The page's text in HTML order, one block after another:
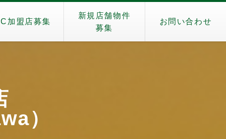
加盟店募集
新規店舗物件
募集
お問い合わせ
）